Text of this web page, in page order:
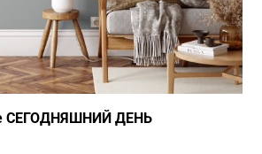
СЕГОДНЯШНИЙ ДЕНЬ